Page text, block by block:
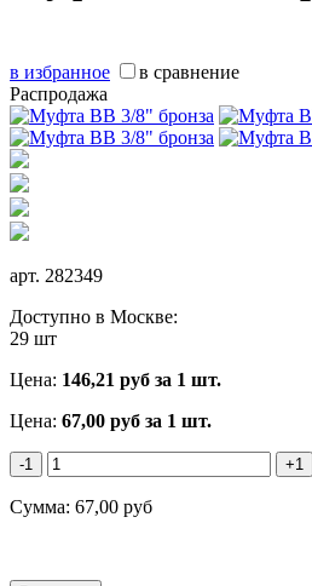
в избранное
в сравнение
Распродажа
арт. 282349
Доступно в Москве:
29 шт
Цена: 146,21 руб за 1 шт.
Цена: 67,00 руб за 1 шт.
-1 +1
Сумма: 67,00 руб